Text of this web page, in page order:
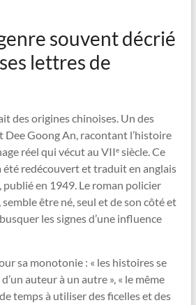
souvent décrié
lettres de
des origines chinoises. Un des
Goong An, racontant l’histoire
réel qui vécut au VIIesiècle. Ce
été redécouvert et traduit en anglais
publié en 1949. Le roman policier
être né, seul et de son côté et
les signes d’une influence
sa monotonie : « les histoires se
auteur à un autre », « le même
temps à utiliser des ficelles et des